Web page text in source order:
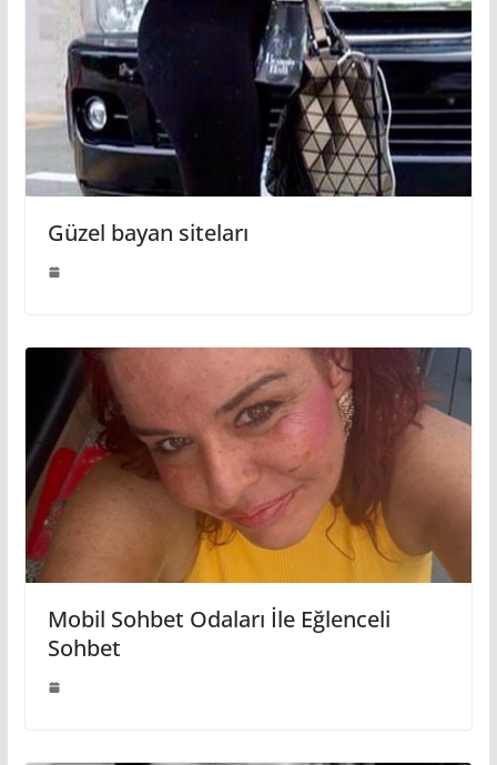
Güzel bayan siteları
Mobil Sohbet Odaları İle Eğlenceli
Sohbet